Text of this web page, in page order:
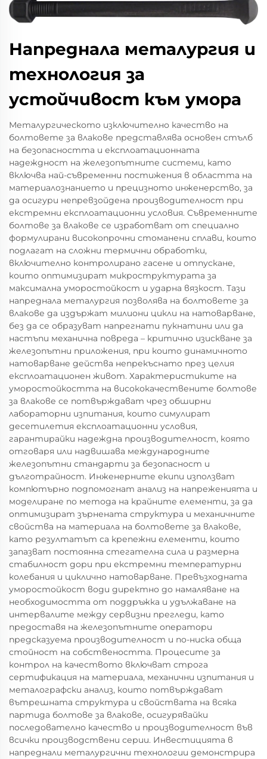
Напреднала металургия и
технология за
устойчивост към умора
Металургическото изключително качество на
болтовете за влакове представлява основен стълб
на безопасността и експлоатационната
надеждност на железопътните системи, като
включва най-съвременни постижения в областта на
материалознанието и прецизното инженерство, за
да осигури непревзойдена производителност при
екстремни експлоатационни условия. Съвременните
болтове за влакове се изработват от специално
формулирани високопрочни стоманени сплави, които
подлагат на сложни термични обработки,
включително контролирано гасене и отпускане,
които оптимизират микроструктурата за
максимална уморостойкост и ударна вязкост. Тази
напреднала металургия позволява на болтовете за
влакове да издържат милиони цикли на натоварване,
без да се образуват напрегнати пукнатини или да
настъпи механична повреда – критично изискване за
железопътни приложения, при които динамичното
натоварване действа непрекъснато през целия
експлоатационен живот. Характеристиките на
уморостойкостта на висококачествените болтове
за влакове се потвърждават чрез обширни
лабораторни изпитания, които симулират
десетилетия експлоатационни условия,
гарантирайки надеждна производителност, която
отговаря или надвишава международните
железопътни стандарти за безопасност и
дълготрайност. Инженерните екипи използват
компютърно подпомогнат анализ на напреженията и
моделиране по метода на крайните елементи, за да
оптимизират зърнената структура и механичните
свойства на материала на болтовете за влакове,
като резултатът са крепежни елементи, които
запазват постоянна стегателна сила и размерна
стабилност дори при екстремни температурни
колебания и циклично натоварване. Превъзходната
уморостойкост води директно до намаляване на
необходимостта от поддръжка и удължаване на
интервалите между сервизни прегледи, като
предоставя на железопътните оператори
предсказуема производителност и по-ниска обща
стойност на собствеността. Процесите за
контрол на качеството включват строга
сертификация на материала, механични изпитания и
металографски анализ, които потвърждават
вътрешната структура и свойствата на всяка
партида болтове за влакове, осигурявайки
последователно качество и производителност във
всички производствени серии. Инвестицията в
напреднали металургични технологии демонстрира